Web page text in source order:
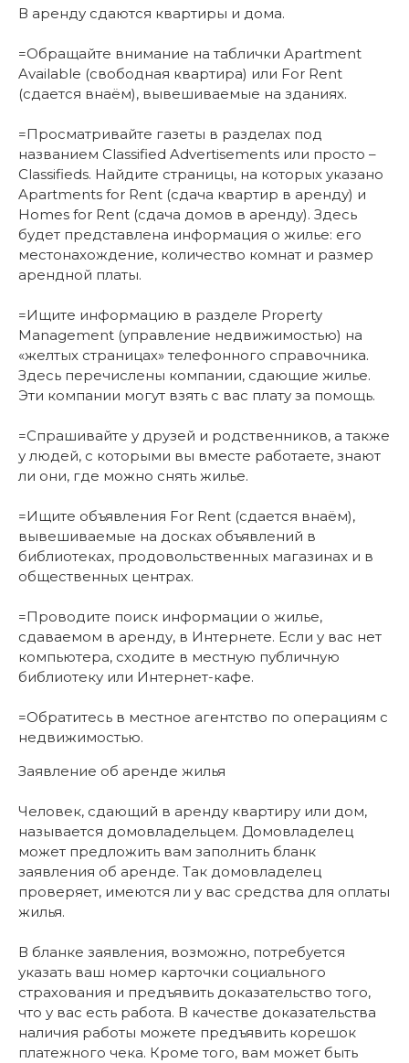
В аренду сдаются квартиры и дома.
=Обращайте внимание на таблички Apartment
Available (свободная квартира) или For Rent
(сдается внаём), вывешиваемые на зданиях.
=Просматривайте газеты в разделах под
названием Classified Advertisements или просто –
Classifieds. Найдите страницы, на которых указано
Apartments for Rent (сдача квартир в аренду) и
Homes for Rent (сдача домов в аренду). Здесь
будет представлена информация о жилье: его
местонахождение, количество комнат и размер
арендной платы.
=Ищите информацию в разделе Property
Management (управление недвижимостью) на
«желтых страницах» телефонного справочника.
Здесь перечислены компании, сдающие жилье.
Эти компании могут взять с вас плату за помощь.
=Спрашивайте у друзей и родственников, а также
у людей, с которыми вы вместе работаете, знают
ли они, где можно снять жилье.
=Ищите объявления For Rent (сдается внаём),
вывешиваемые на досках объявлений в
библиотеках, продовольственных магазинах и в
общественных центрах.
=Проводите поиск информации о жилье,
сдаваемом в аренду, в Интернете. Если у вас нет
компьютера, сходите в местную публичную
библиотеку или Интернет-кафе.
=Обратитесь в местное агентство по операциям с
недвижимостью.
Заявление об аренде жилья
Человек, сдающий в аренду квартиру или дом,
называется домовладельцем. Домовладелец
может предложить вам заполнить бланк
заявления об аренде. Так домовладелец
проверяет, имеются ли у вас средства для оплаты
жилья.
В бланке заявления, возможно, потребуется
указать ваш номер карточки социального
страхования и предъявить доказательство того,
что у вас есть работа. В качестве доказательства
наличия работы можете предъявить корешок
платежного чека. Кроме того, вам может быть